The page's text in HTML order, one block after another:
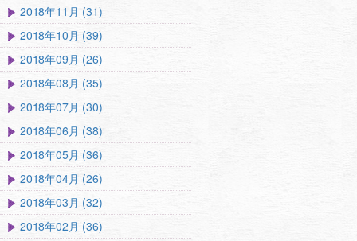
2018年11月 (31)
2018年10月 (39)
2018年09月 (26)
2018年08月 (35)
2018年07月 (30)
2018年06月 (38)
2018年05月 (36)
2018年04月 (26)
2018年03月 (32)
2018年02月 (36)